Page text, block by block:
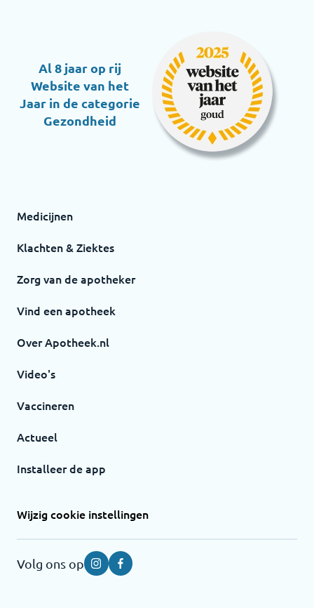
Al 8 jaar op rij
Website van het
Jaar in de categorie
Gezondheid
Medicijnen
Klachten & Ziektes
Zorg van de apotheker
Vind een apotheek
Over Apotheek.nl
Video's
Vaccineren
Actueel
Installeer de app
Wijzig cookie instellingen
Volg ons op InstagramFacebook